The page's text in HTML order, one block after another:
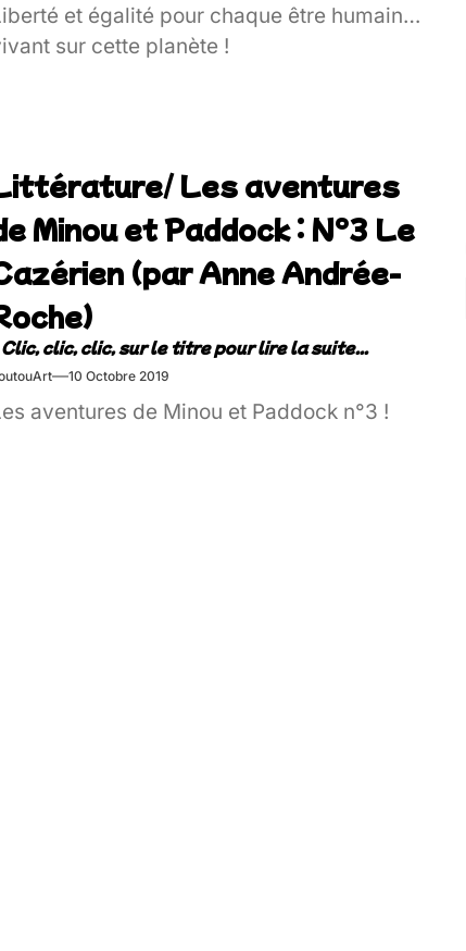
et égalité pour chaque être humain
sur cette planète !
Les aventures
Minou et Paddock : N°3 Le
(par Anne Andrée-
10 Octobre 2019
aventures de Minou et Paddock n°3 !